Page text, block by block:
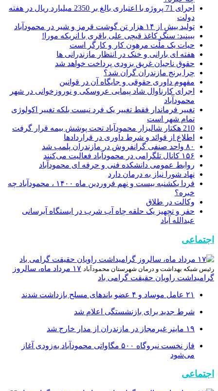
اجرای 71 پروژه با اعتباری بالغ بر 2350 میلیارد ریال در هفته
دولت
تولید بیش از ۱۴ هزار تن گوشت قرمز و شیر در محمودآباد
ببینید: سنگ‌ کاغذ قیچی علی باقری با انریکه مورا!
حیات یک ملّت مرهون کار و کارگر است
هفته ای بارانی و خنک در انتظار مازندرانی ها
حقوق ناجیان غریق بزودی پرداخت خواهد شد
چرا برنج مازندران گران شد؟
مفهوم داوری حقوقی و جایگاه آن در قوانین
اجرای کارناوال شاد پیمایی عروسکی و نوروزخوانی در شهر
محمودآباد
تغییر فرماندار فقط تغییر یک فرد نیست بلکه تغییر اکولوژی
تمام شهر است
210 هکتار شالیزار محمودآباد تحت پوشش بیمه قرار گرفت
اطلاع از قوائد و شرط داوری در قراردادها
۸۰ واحد صنفی گرانفروش در مازندران پلمب شد
۱۵۶ کانال تلگرامی در محمودآباد فعالیت می‌کنند
روابط عمومی دانشکده فنی و حرفه ای محمودآباد
نهاد شورا نیاز به درمان دارد
فردا یکشنبه بیست و نهم فروردین ماه ۱۴۰۰ ، محمودآباد چه
خبره؟
وکالت در طلاق
حفر و تجهیز یک حلقه چاه آب شرب در ایستگاه آبرسانی
عبدالله آباد
اجتماعی
رئیس شبکه بهداشت و درمان شهرستان محمودآباد
۱۷ مرداد ماه، سالروز
گرامیداشت راویان حقیقت گرامی باد
۲۱ عامل موساد و ۴ عضو باند‌های مسلح بازداشت شدند
شرط جدید برای بازنشستگی اعلام شد
۱۹ ماینر غیرمجاز در مازندران از مدار خارج شد
فاز نخست نیروگاه ۵۰۰ مگاواتی محمودآباد به‌زودی آغاز
می‌شود
اجتماعی